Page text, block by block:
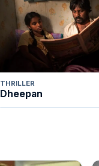
THRILLER
Dheepan